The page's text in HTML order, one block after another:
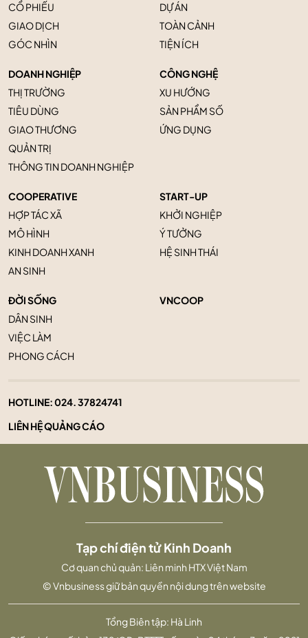
CỔ PHIẾU
GIAO DỊCH
GÓC NHÌN
DỰ ÁN
TOÀN CẢNH
TIỆN ÍCH
DOANH NGHIỆP
THỊ TRƯỜNG
TIÊU DÙNG
GIAO THƯƠNG
QUẢN TRỊ
THÔNG TIN DOANH NGHIỆP
CÔNG NGHỆ
XU HƯỚNG
SẢN PHẨM SỐ
ỨNG DỤNG
COOPERATIVE
HỢP TÁC XÃ
MÔ HÌNH
KINH DOANH XANH
AN SINH
START-UP
KHỞI NGHIỆP
Ý TƯỞNG
HỆ SINH THÁI
ĐỜI SỐNG
DÂN SINH
VIỆC LÀM
PHONG CÁCH
VNCOOP
HOTLINE:024. 37824741
LIÊN HỆ QUẢNG CÁO
Tổng Biên tập: Hà Linh
Tạp chí điện tử Kinh Doanh
Cơ quan chủ quản: Liên minh HTX Việt Nam
© Vnbusiness giữ bản quyền nội dung trên website